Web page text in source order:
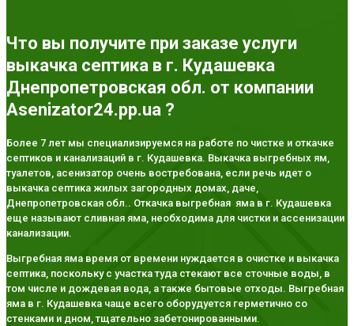
Что вы получите при заказе услуги
выкачка септика в г. Кудашевка
Днепропетровская обл. от компании
Asenizator24.pp.ua ?
Более 7 лет мы специализируемся на работе по чистке и откачке
септиков и канализаций в г. Кудашевка. Выкачка выгребных ям,
туалетов, асенизатор очень востребована, если речь идет о
выкачка септика жилых загородных домах, даче,
Днепропетровская обл.. Откачка выгребная яма в г. Кудашевка
еще называют сливная яма, необходима для чистки и ассенизации
канализации.
Выгребная яма время от времени нуждается в очистке и выкачка
септика, поскольку с участка туда стекают все сточные воды, в
том числе и дождевая вода, а также бытовые отходы. Выгребная
яма в г. Кудашевка чаще всего оборудуется герметично со
стенками и дном, тщательно забетонированными.